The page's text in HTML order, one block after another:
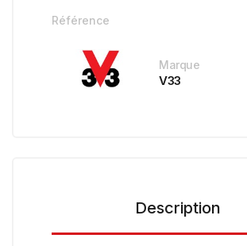
Référence
Marque
V33
Description